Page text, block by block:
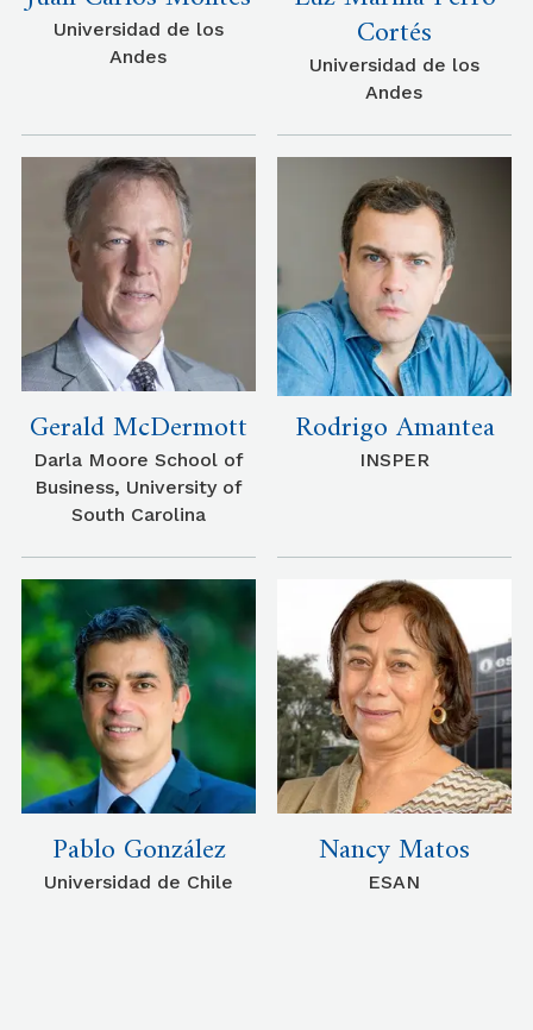
Universidad de los
Andes
Cortés
Universidad de los
Andes
Gerald McDermott
Darla Moore School of
Business, University of
South Carolina
Rodrigo Amantea
INSPER
Pablo González
Universidad de Chile
Nancy Matos
ESAN